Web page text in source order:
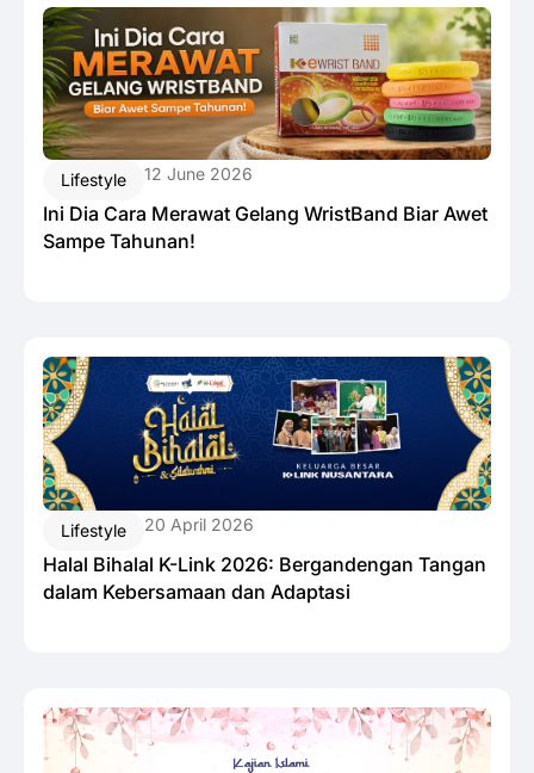
Lifestyle 12 June 2026
Ini Dia Cara Merawat Gelang WristBand Biar Awet
Sampe Tahunan!
Lifestyle 20 April 2026
Halal Bihalal K-Link 2026: Bergandengan Tangan
dalam Kebersamaan dan Adaptasi